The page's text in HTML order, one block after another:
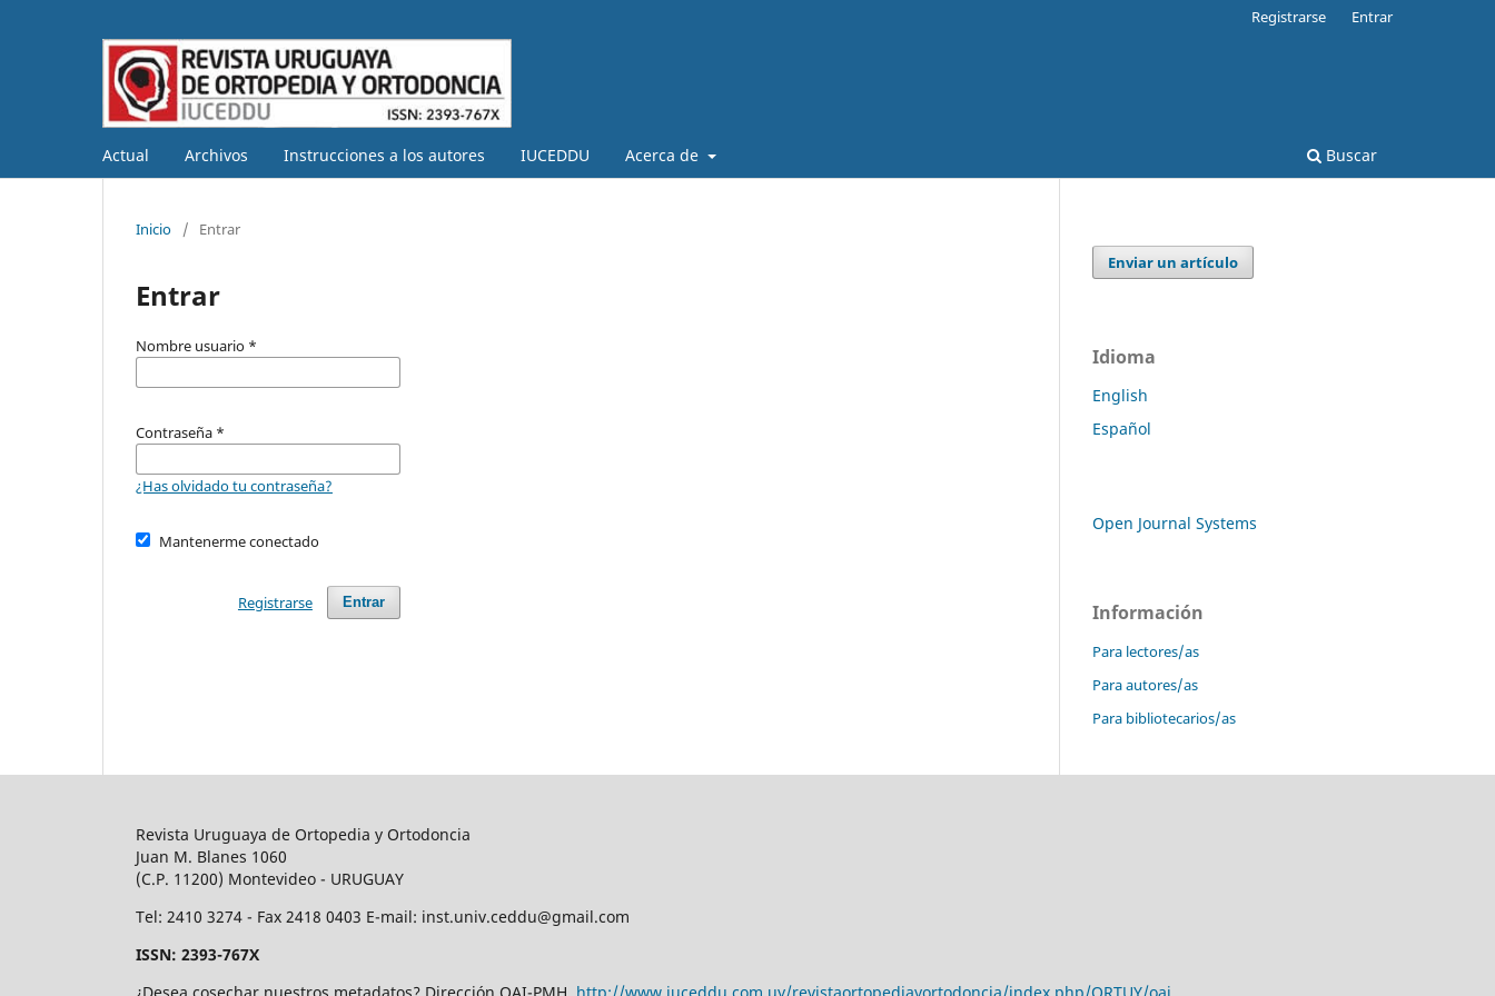
Actual Archivos Instrucciones a los autores IUCEDDU Acerca de Buscar
Registrarse Entrar
Inicio / Entrar
Entrar
Nombre usuario *
Contraseña *
¿Has olvidado tu contraseña?
Mantenerme conectado
Entrar
Registrarse
Enviar un artículo
Idioma
English
Español
Open Journal Systems
Información
Para lectores/as
Para autores/as
Para bibliotecarios/as
Revista Uruguaya de Ortopedia y Ortodoncia
Juan M. Blanes 1060
(C.P. 11200) Montevideo - URUGUAY
Tel: 2410 3274 - Fax 2418 0403 E-mail: inst.univ.ceddu@gmail.com
ISSN: 2393-767X